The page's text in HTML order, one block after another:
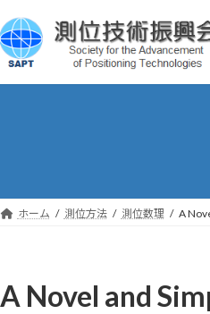
ホーム 測位方法 測位数理 A
A Novel and